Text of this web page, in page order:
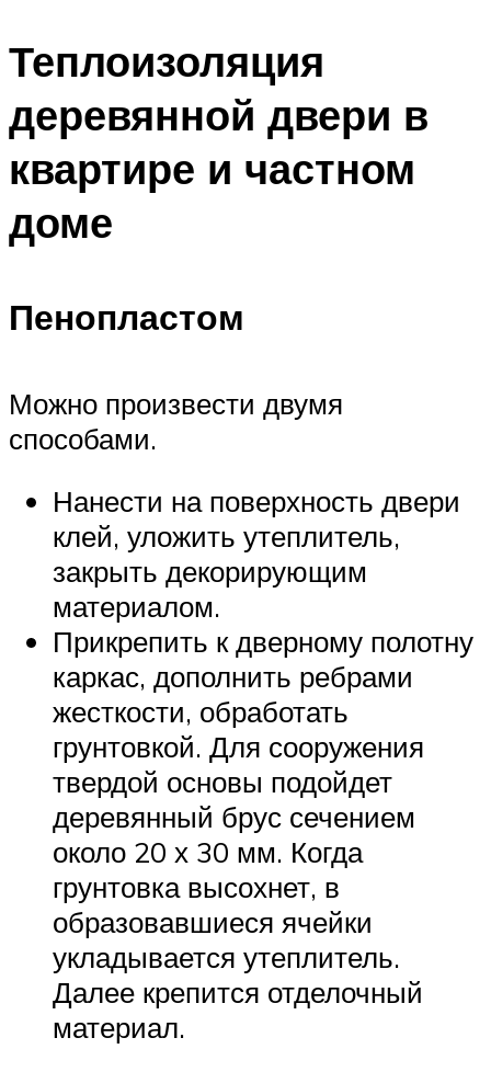
Теплоизоляция
деревянной двери в
квартире и частном
доме
Пенопластом
Можно произвести двумя
способами.
Нанести на поверхность двери
клей, уложить утеплитель,
закрыть декорирующим
материалом.
Прикрепить к дверному полотну
каркас, дополнить ребрами
жесткости, обработать
грунтовкой. Для сооружения
твердой основы подойдет
деревянный брус сечением
около 20 х 30 мм. Когда
грунтовка высохнет, в
образовавшиеся ячейки
укладывается утеплитель.
Далее крепится отделочный
материал.